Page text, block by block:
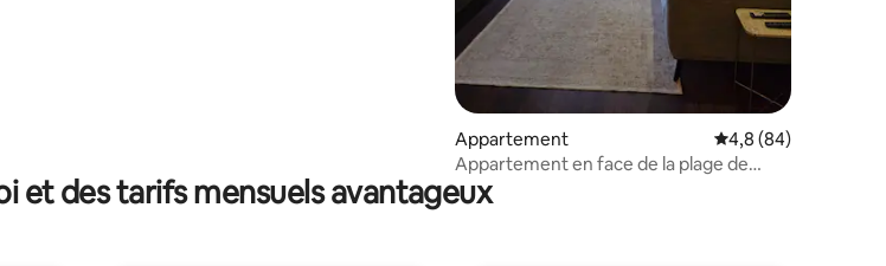
Appartement Évaluation moyenne
4,8 (84)
Appartement en face de la plage de
Porto Santo.
et des tarifs mensuels avantageux